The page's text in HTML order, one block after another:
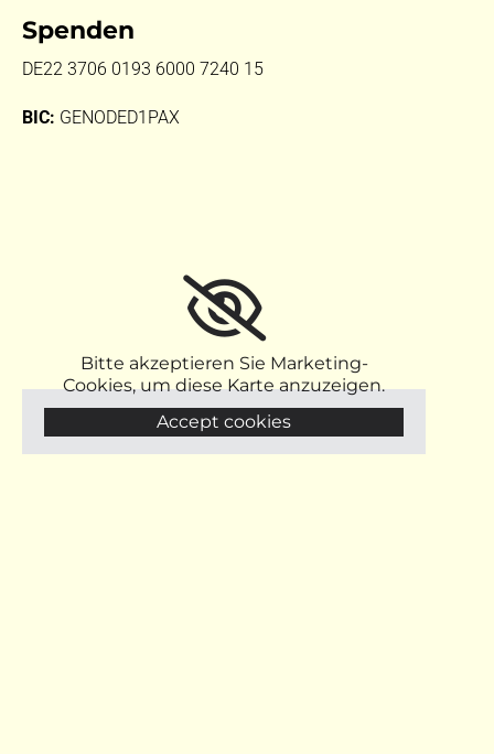
Spenden
DE22 3706 0193 6000 7240 15
BIC: GENODED1PAX
Bitte akzeptieren Sie Marketing-
Cookies, um diese Karte anzuzeigen.
Accept cookies